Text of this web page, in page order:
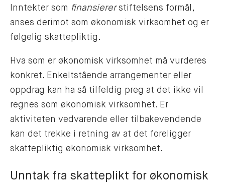
Inntekter som finansiererstiftelsens formål,
anses derimot som økonomisk virksomhet og er
følgelig skattepliktig.
Hva som er økonomisk virksomhet må vurderes
konkret. Enkeltstående arrangementer eller
oppdrag kan ha så tilfeldig preg at det ikke vil
regnes som økonomisk virksomhet. Er
aktiviteten vedvarende eller tilbakevendende
kan det trekke i retning av at det foreligger
skattepliktig økonomisk virksomhet.
Unntak fra skatteplikt for økonomisk